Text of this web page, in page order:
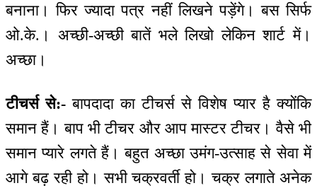
बनाना। फिर ज्यादा पत्र नहीं लिखने पड़ेंगे। बस सिर्फ
ओ.के.। अच्छी-अच्छी बातें भले लिखो लेकिन शार्ट में।
अच्छा।
टीचर्स से:- बापदादा का टीचर्स से विशेष प्यार है क्योंकि
समान हैं। बाप भी टीचर और आप मास्टर टीचर। वैसे भी
समान प्यारे लगते हैं। बहुत अच्छा उमंग-उत्साह से सेवा में
आगे बढ़ रही हो। सभी चक्रवर्ती हो। चक्र लगाते अनेक